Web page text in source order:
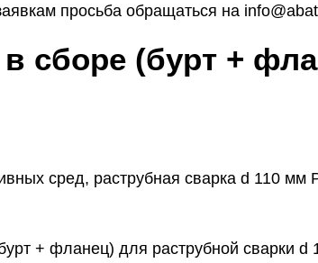
просьба обращаться на
(бурт +
сред, раструбная сварка d 110 мм
+ фланец) для раструбной сварки d